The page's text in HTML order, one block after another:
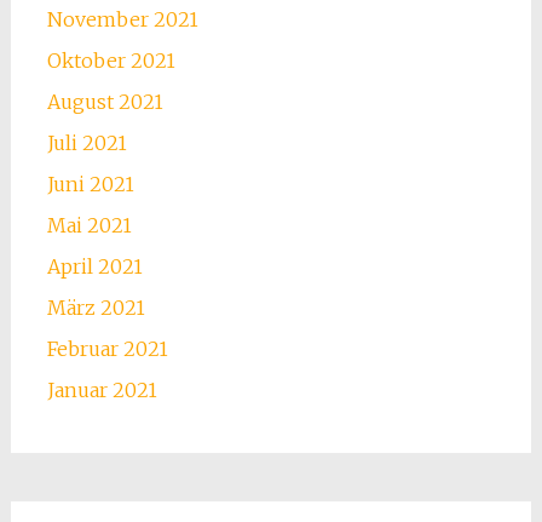
November 2021
Oktober 2021
August 2021
Juli 2021
Juni 2021
Mai 2021
April 2021
März 2021
Februar 2021
Januar 2021